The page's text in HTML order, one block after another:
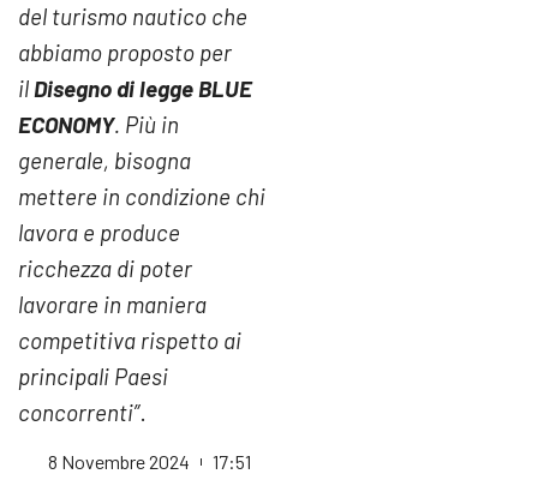
del turismo nautico che
abbiamo proposto per
il Disegno di legge BLUE
ECONOMY. Più in
generale, bisogna
mettere in condizione chi
lavora e produce
ricchezza di poter
lavorare in maniera
competitiva rispetto ai
principali Paesi
concorrenti”.
8 Novembre 2024 17:51